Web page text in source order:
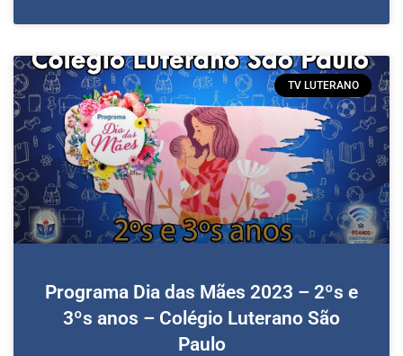
TV LUTERANO
Programa Dia das Mães 2023 – 2ºs e
3ºs anos – Colégio Luterano São
Paulo